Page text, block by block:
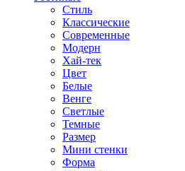
Стиль
Классические
Современные
Модерн
Хай-тек
Цвет
Белые
Венге
Светлые
Темные
Размер
Мини стенки
Форма